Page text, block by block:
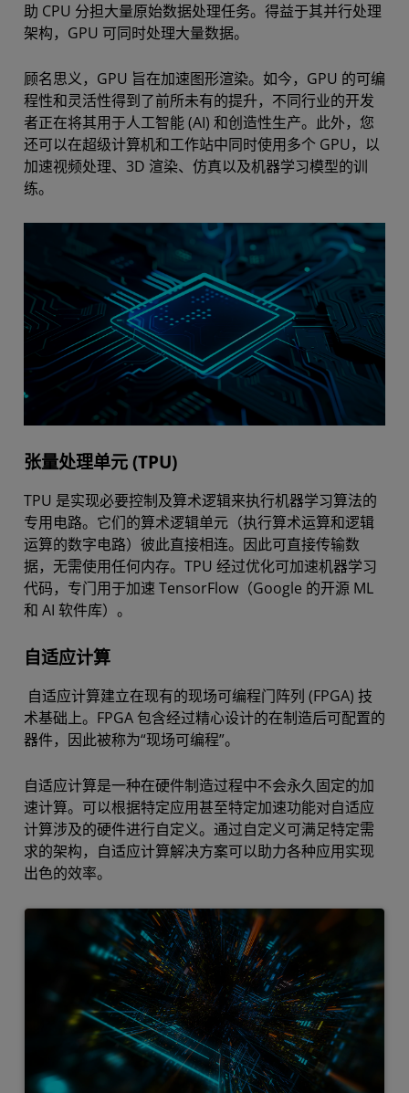
助 CPU 分担大量原始数据处理任务。得益于其并行处理
架构，GPU 可同时处理大量数据。
顾名思义，GPU 旨在加速图形渲染。如今，GPU 的可编
程性和灵活性得到了前所未有的提升，不同行业的开发
者正在将其用于人工智能 (AI) 和创造性生产。此外，您
还可以在超级计算机和工作站中同时使用多个 GPU，以
加速视频处理、3D 渲染、仿真以及机器学习模型的训
练。
张量处理单元 (TPU)
TPU 是实现必要控制及算术逻辑来执行机器学习算法的
专用电路。它们的算术逻辑单元（执行算术运算和逻辑
运算的数字电路）彼此直接相连。因此可直接传输数
据，无需使用任何内存。TPU 经过优化可加速机器学习
代码，专门用于加速 TensorFlow（Google 的开源 ML
和 AI 软件库）。
自适应计算
自适应计算建立在现有的现场可编程门阵列 (FPGA) 技
术基础上。FPGA 包含经过精心设计的在制造后可配置的
器件，因此被称为“现场可编程”。
自适应计算是一种在硬件制造过程中不会永久固定的加
速计算。可以根据特定应用甚至特定加速功能对自适应
计算涉及的硬件进行自定义。通过自定义可满足特定需
求的架构，自适应计算解决方案可以助力各种应用实现
出色的效率。